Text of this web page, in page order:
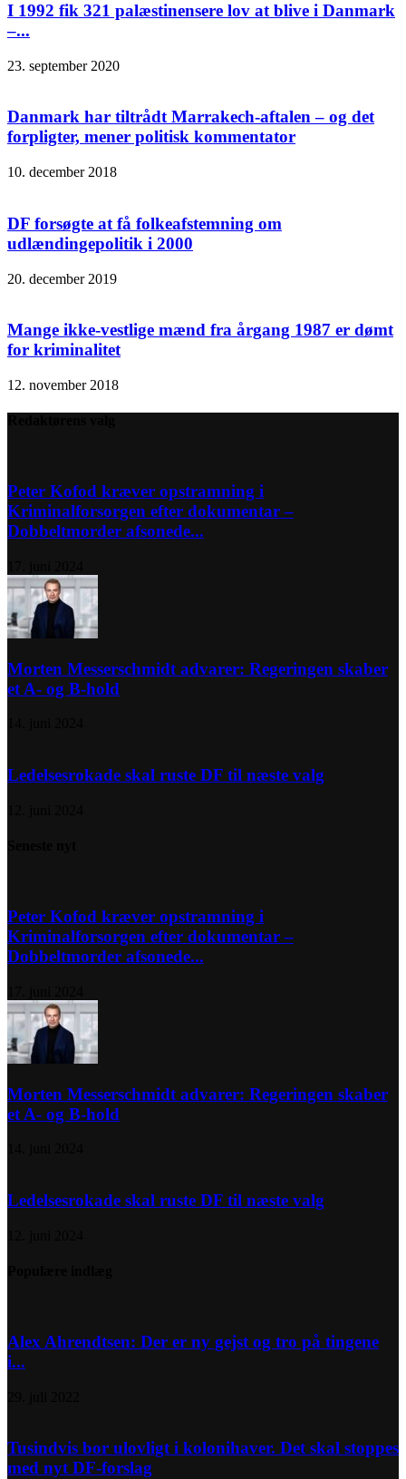
I 1992 fik 321 palæstinensere lov at blive i Danmark
–...
23. september 2020
Danmark har tiltrådt Marrakech-aftalen – og det
forpligter, mener politisk kommentator
10. december 2018
DF forsøgte at få folkeafstemning om
udlændingepolitik i 2000
20. december 2019
Mange ikke-vestlige mænd fra årgang 1987 er dømt
for kriminalitet
12. november 2018
Peter Kofod kræver opstramning i
Kriminalforsorgen efter dokumentar –
Dobbeltmorder afsonede...
Morten Messerschmidt advarer: Regeringen skaber
et A- og B-hold
Ledelsesrokade skal ruste DF til næste valg
Peter Kofod kræver opstramning i
Kriminalforsorgen efter dokumentar –
Dobbeltmorder afsonede...
Morten Messerschmidt advarer: Regeringen skaber
et A- og B-hold
Ledelsesrokade skal ruste DF til næste valg
Alex Ahrendtsen: Der er ny gejst og tro på tingene
i...
Tusindvis bor ulovligt i kolonihaver. Det skal stoppes
med nyt DF-forslag